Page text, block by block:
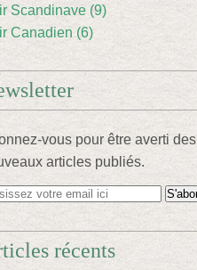
Scandinave (9)
Canadien (6)
vous pour être averti des
articles publiés.
récents